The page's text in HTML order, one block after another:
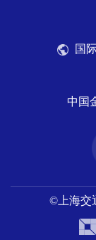
国
中国
©上海交